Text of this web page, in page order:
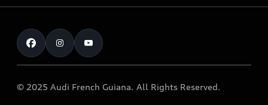
Functions on Demand
Audi Assistance
Campagne de rappel Airbag Takata
myAudi experience
Programme culturel Audi talents
Service clientèle
© 2025 Audi French Guiana. All Rights Reserved.